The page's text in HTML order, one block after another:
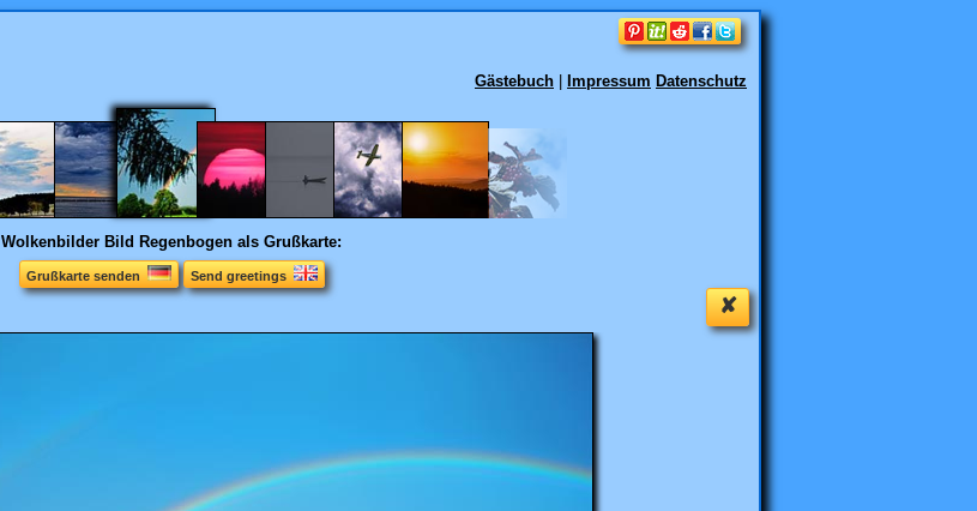
Gästebuch Impressum Datenschutz
Wolkenbilder Bild Regenbogen als Grußkarte:
Grußkarte senden Send greetings
✘